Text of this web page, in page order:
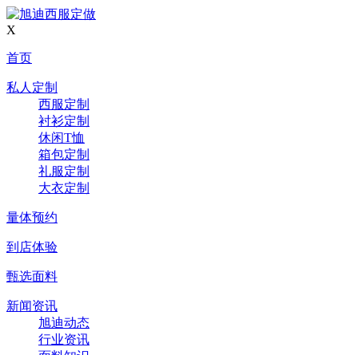
X
首页
私人定制
西服定制
衬衫定制
休闲T恤
箱包定制
礼服定制
大衣定制
量体预约
到店体验
甄选面料
新闻资讯
旭迪动态
行业资讯